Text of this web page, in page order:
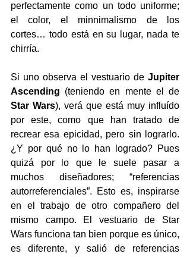
perfectamente como un todo uniforme;
el color, el minnimalismo de los
cortes… todo está en su lugar, nada te
chirría.
Si uno observa el vestuario de Jupiter
Ascending
Star Wars), verá que está muy influído
por este, como que han tratado de
recrear esa epicidad, pero sin lograrlo.
¿Y por qué no lo han logrado? Pues
quizá por lo que le suele pasar a
muchos diseñadores; “referencias
autorreferenciales”. Esto es, inspirarse
en el trabajo de otro compañero del
mismo campo. El vestuario de Star
Wars funciona tan bien porque es único,
es diferente, y salió de referencias